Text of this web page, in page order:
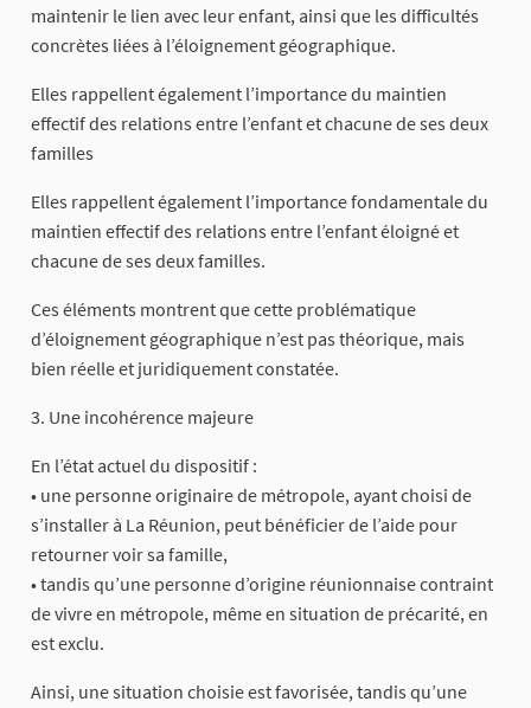
maintenir le lien avec leur enfant, ainsi que les difficultés
concrètes liées à l’éloignement géographique.
Elles rappellent également l’importance du maintien
effectif des relations entre l’enfant et chacune de ses deux
familles
Elles rappellent également l’importance fondamentale du
maintien effectif des relations entre l’enfant éloigné et
chacune de ses deux familles.
Ces éléments montrent que cette problématique
d’éloignement géographique n’est pas théorique, mais
bien réelle et juridiquement constatée.
3. Une incohérence majeure
En l’état actuel du dispositif :
• une personne originaire de métropole, ayant choisi de
s’installer à La Réunion, peut bénéficier de l’aide pour
retourner voir sa famille,
• tandis qu’une personne d’origine réunionnaise contraint
de vivre en métropole, même en situation de précarité, en
est exclu.
Ainsi, une situation choisie est favorisée, tandis qu’une